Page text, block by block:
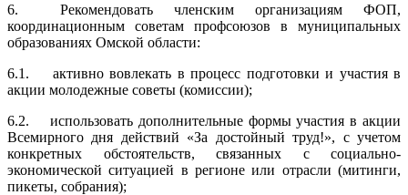
6. Рекомендовать членским организациям ФОП,
координационным советам профсоюзов в муниципальных
образованиях Омской области:
6.1. активно вовлекать в процесс подготовки и участия в
акции молодежные советы (комиссии);
6.2. использовать дополнительные формы участия в акции
Всемирного дня действий «За достойный труд!», с учетом
конкретных обстоятельств, связанных с социально-
экономической ситуацией в регионе или отрасли (митинги,
пикеты, собрания);